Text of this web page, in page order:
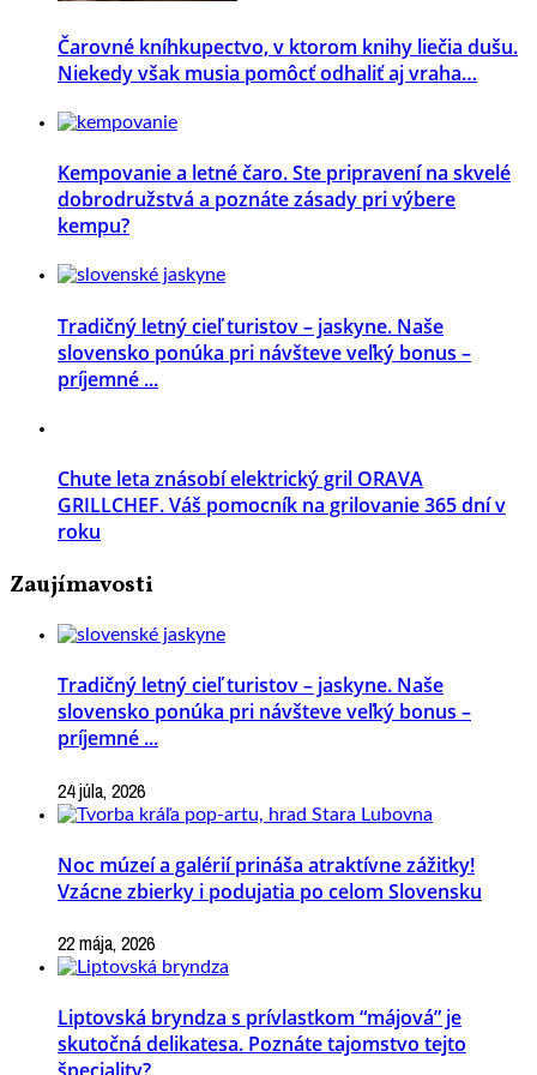
Čarovné kníhkupectvo, v ktorom knihy liečia dušu.
Niekedy však musia pomôcť odhaliť aj vraha…
Kempovanie a letné čaro. Ste pripravení na skvelé
dobrodružstvá a poznáte zásady pri výbere
kempu?
Tradičný letný cieľ turistov – jaskyne. Naše
slovensko ponúka pri návšteve veľký bonus –
príjemné ...
Chute leta znásobí elektrický gril ORAVA
GRILLCHEF. Váš pomocník na grilovanie 365 dní v
roku
Zaujímavosti
Tradičný letný cieľ turistov – jaskyne. Naše
slovensko ponúka pri návšteve veľký bonus –
príjemné ...
24 júla, 2026
Noc múzeí a galérií prináša atraktívne zážitky!
Vzácne zbierky i podujatia po celom Slovensku
22 mája, 2026
Liptovská bryndza s prívlastkom “májová” je
skutočná delikatesa. Poznáte tajomstvo tejto